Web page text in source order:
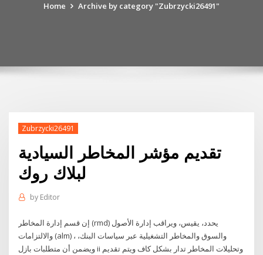
Home Archive by category "Zubrzycki26491"
Zubrzycki26491
تقديم مؤشر المخاطر السيادية
لبلاك روك
by Editor
إن قسم إدارة المخاطر (rmd) يحدد، يقيس، ويراقب إدارة الأصول
والالتزامات (alm) ، والسوق والمخاطر التشغيلية عبر سياسات البنك،
ويضمن أن متطلبات بازل ii وتحليلات المخاطر تدار بشكل كاف ويتم تقديم